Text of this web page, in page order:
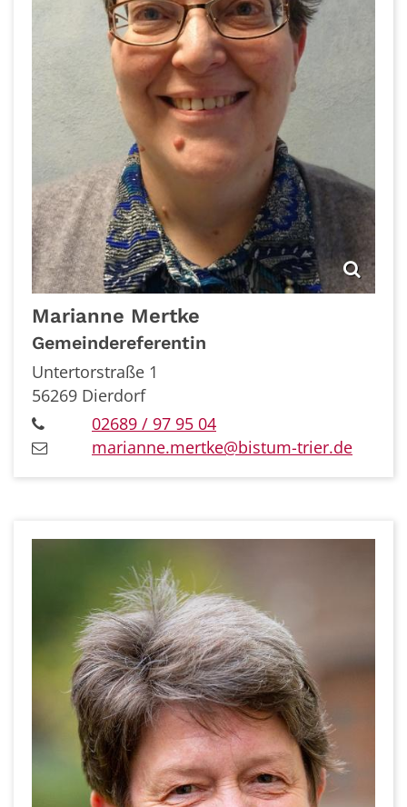
Marianne Mertke
Gemeindereferentin
Untertorstraße 1
56269 Dierdorf
02689 / 97 95 04
marianne.mertke@bistum-trier.de